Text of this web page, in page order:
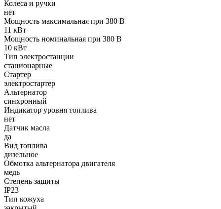
Колеса и ручки
нет
Мощность максимальная при 380 В
11 кВт
Мощность номинальная при 380 В
10 кВт
Тип электростанции
стационарные
Стартер
электростартер
Альтернатор
синхронный
Индикатор уровня топлива
нет
Датчик масла
да
Вид топлива
дизельное
Обмотка альтернатора двигателя
медь
Степень защиты
IP23
Тип кожуха